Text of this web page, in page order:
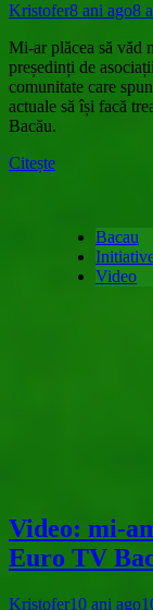
Kristofer8 ani ago8
Mi-ar plăcea să văd
președinți de
comunitate care
actuale să își facă
Bacău.
Citește
Bacau
Video
Video: mi-
Euro TV
Kristofer10 ani ago